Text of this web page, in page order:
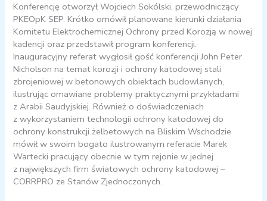
Konferencję otworzył Wojciech Sokólski, przewodniczący
PKEOpK SEP. Krótko omówił planowane kierunki działania
Komitetu Elektrochemicznej Ochrony przed Korozją w nowej
kadencji oraz przedstawił program konferencji.
Inauguracyjny referat wygłosił gość konferencji John Peter
Nicholson na temat korozji i ochrony katodowej stali
zbrojeniowej w betonowych obiektach budowlanych,
ilustrując omawiane problemy praktycznymi przykładami
z Arabii Saudyjskiej. Również o doświadczeniach
z wykorzystaniem technologii ochrony katodowej do
ochrony konstrukcji żelbetowych na Bliskim Wschodzie
mówił w swoim bogato ilustrowanym referacie Marek
Wartecki pracujący obecnie w tym rejonie w jednej
z największych firm światowych ochrony katodowej –
CORRPRO ze Stanów Zjednoczonych.